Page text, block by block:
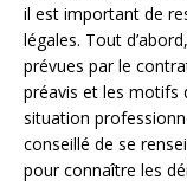
il est important de
légales. Tout
prévues par le
préavis et les motifs
situation
conseillé de se
pour connaître les